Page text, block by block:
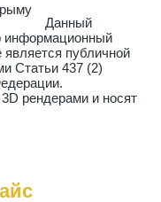
Данный
информационный
является публичной
Статьи 437 (2)
рендерами и носят